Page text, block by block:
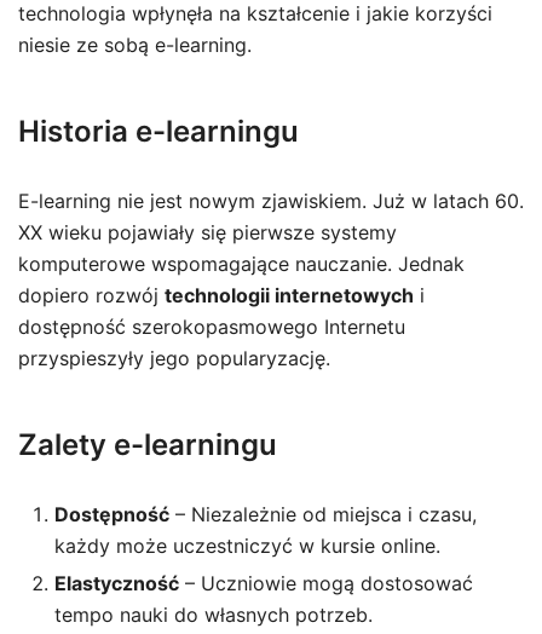
technologia wpłynęła na kształcenie i jakie korzyści
niesie ze sobą e-learning.
Historia e-learningu
E-learning nie jest nowym zjawiskiem. Już w latach 60.
XX wieku pojawiały się pierwsze systemy
komputerowe wspomagające nauczanie. Jednak
dopiero rozwój technologii internetowych i
dostępność szerokopasmowego Internetu
przyspieszyły jego popularyzację.
Zalety e-learningu
Dostępność – Niezależnie od miejsca i czasu,
każdy może uczestniczyć w kursie online.
Elastyczność – Uczniowie mogą dostosować
tempo nauki do własnych potrzeb.